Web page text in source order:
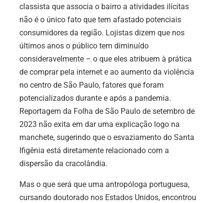
classista que associa o bairro a atividades ilícitas
não é o único fato que tem afastado potenciais
consumidores da região. Lojistas dizem que nos
últimos anos o público tem diminuído
consideravelmente – o que eles atribuem à prática
de comprar pela internet e ao aumento da violência
no centro de São Paulo, fatores que foram
potencializados durante e após a pandemia.
Reportagem da Folha de São Paulo de setembro de
2023 não exita em dar uma explicação logo na
manchete, sugerindo que o esvaziamento do Santa
Ifigênia está diretamente relacionado com a
dispersão da cracolândia.
Mas o que será que uma antropóloga portuguesa,
cursando doutorado nos Estados Unidos, encontrou